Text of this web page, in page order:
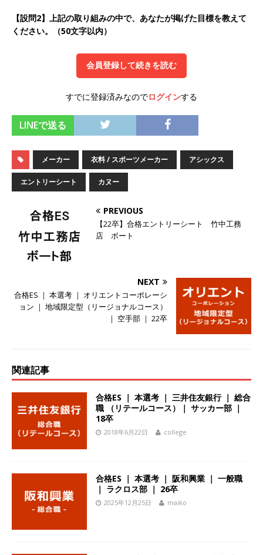
500万スタート ｜ 土日祝休み ｜ 東京勤務 ｜ ク
業
理不問 ｜ 世界中のシェア約80％・国内シェア
50％以上の製品保有!! ｜ 一眼レフ大手メーカー
部品製造メーカー ｜ 賞与前年度実績6.5ヵ月・平
均6ヶ月以上 ｜ ミツワ電機工業
[ 2026年5月14日 ] 【 28卒 ｜ 書類選考自動合
歳までは個人の成績に関わらず昇給を約束 ｜ ソ
ーゴー
体育会積極採用企業
[ 2026年5月14日 ] 【 28卒 】 NTTドコモグルー
環境!! ｜ 日本で初めてインターネット広告事業を
始めたパイオニア企業 ｜ CARTA HOLDINGS
体育会積極採用企業
療機関向け広告・人材営業 ｜ 未経験からコンサ
ル、マーケティング、ブランディングが経験でき
【設問2】上記の取り組みの中で、あなたが掲げた目標を教えて
ください。（50文字以内）
会員登録して続きを読む
すでに登録済みなのでログインする
LINEで送る
メーカー 衣料 / スポーツメーカー アシックス
エントリーシート カヌー
PREVIOUS
【22卒】合格エントリーシート 竹中工務
店 ボート
NEXT
合格ES ｜ 本選考 ｜ オリエントコーポレーシ
ョン ｜ 地域限定型（リージョナルコース）
｜ 空手部 ｜ 22卒
関連記事
合格ES ｜ 本選考 ｜ 三井住友銀行 ｜ 総合
職 （リテールコース）｜ サッカー部 ｜
18卒
2018年6月22日 college
合格ES ｜ 本選考 ｜ 阪和興業 ｜ 一般職
｜ ラクロス部 ｜ 26卒
2025年12月25日 maiko